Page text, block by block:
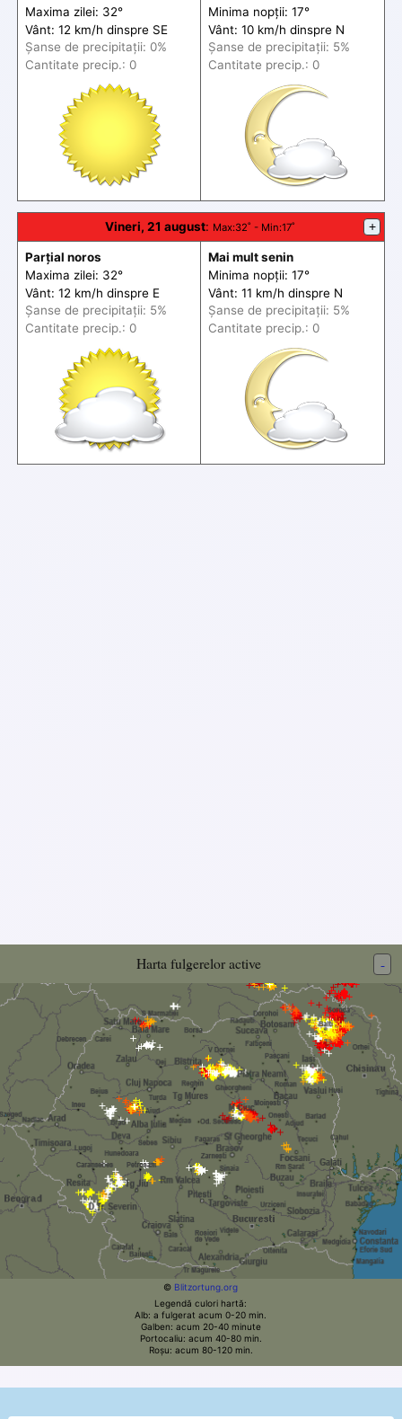
Maxima zilei: 32°
Vânt: 12 km/h dinspre SE
Șanse de precipitații: 0%
Cantitate precip.: 0
Minima nopții: 17°
Vânt: 10 km/h dinspre N
Șanse de precipitații: 5%
Cantitate precip.: 0
Vineri, 21 august: Max:32˚ - Min:17˚ +
Parțial noros
Maxima zilei: 32°
Vânt: 12 km/h dinspre E
Șanse de precipitații: 5%
Cantitate precip.: 0
Mai mult senin
Minima nopții: 17°
Vânt: 11 km/h dinspre N
Șanse de precipitații: 5%
Cantitate precip.: 0
Harta fulgerelor active -
© Blitzortung.org
Legendă culori hartă:
Alb: a fulgerat acum 0-20 min.
Galben: acum 20-40 minute
Portocaliu: acum 40-80 min.
Roșu: acum 80-120 min.